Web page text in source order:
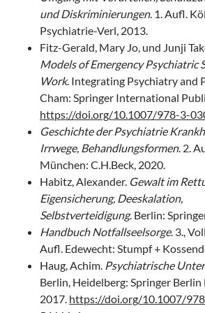
und Diskriminierungen. 1. Aufl.
Psychiatrie-Verl, 2013.
Fitz-Gerald, Mary Jo, und Junji
Models of Emergency Psychiatric
Work. Integrating Psychiatry and
Cham: Springer International
https://doi.org/10.1007/978-3-
Geschichte der Psychiatrie
Irrwege, Behandlungsformen. 2.
München: C.H.Beck, 2020.
Habitz, Alexander. Gewalt im
Eigensicherung, Deeskalation,
Selbstverteidigung. Berlin:
Handbuch Notfallseelsorge. 3.,
Aufl. Edewecht: Stumpf +
Haug, Achim. Psychiatrische
Berlin, Heidelberg: Springer Berlin
2017. https://doi.org/10.1007/